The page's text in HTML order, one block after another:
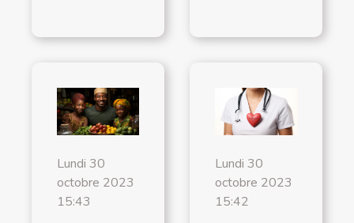
Lundi 30
octobre 2023
15:43
Lundi 30
octobre 2023
15:42